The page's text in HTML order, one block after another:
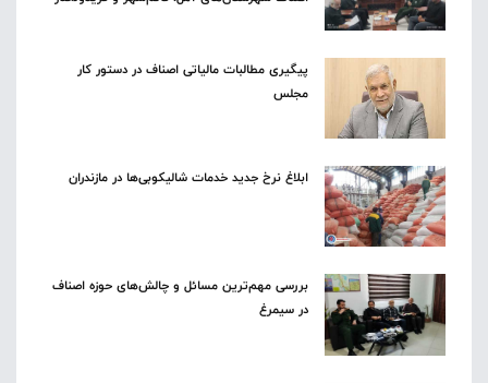
پیگیری مطالبات مالیاتی اصناف در دستور کار
مجلس
ابلاغ نرخ جدید خدمات شالیکوبی‌ها در مازندران
بررسی مهم‌ترین مسائل و چالش‌های حوزه اصناف
در سیمرغ